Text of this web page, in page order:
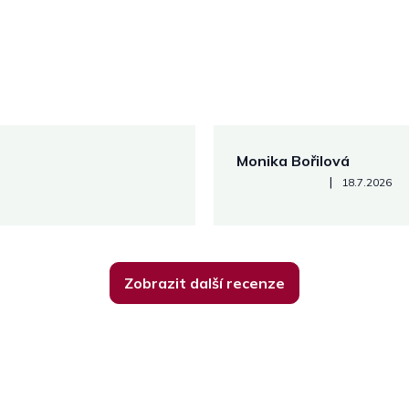
Monika Bořilová
Hodnocení obchodu je 5 z
| 18.7.2026
Zobrazit další recenze